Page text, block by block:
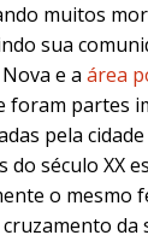
muitos
sua
e a área
foram partes
pela
do século XX
o mesmo